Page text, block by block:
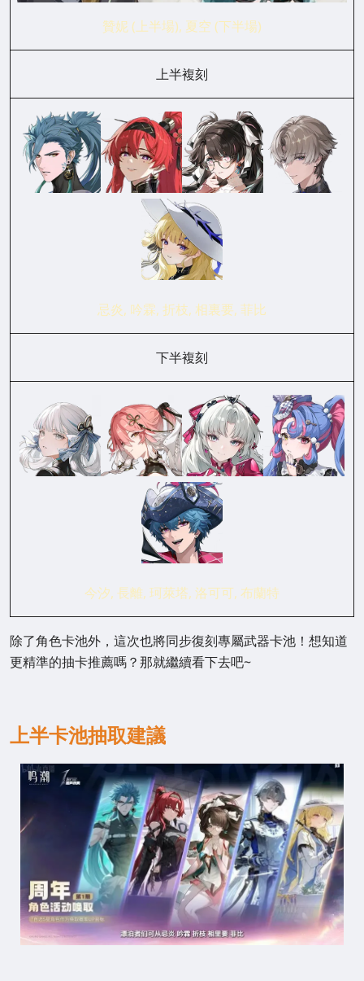
贊妮 (上半場), 夏空 (下半場)
上半複刻
忌炎, 吟霖, 折枝, 相裏要, 菲比
下半複刻
今汐, 長離, 珂萊塔, 洛可可, 布蘭特
除了角色卡池外，這次也將同步復刻專屬武器卡池！想知道
更精準的抽卡推薦嗎？那就繼續看下去吧~
上半卡池抽取建議